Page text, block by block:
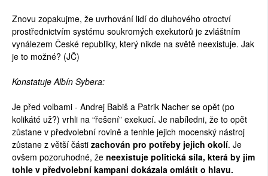
Znovu zopakujme, že uvrhování lidí do dluhového otroctví
prostřednictvím systému soukromých exekutorů je zvláštním
vynálezem České republiky, který nikde na světě neexistuje. Jak
je to možné? (JČ)
Konstatuje Albín Sybera:
Je před volbami - Andrej Babiš a Patrik Nacher se opět (po
kolikáté už?) vrhli na “řešení” exekucí. Je nabíledni, že to opět
zůstane v předvolební rovině a tenhle jejich mocenský nástroj
zůstane z větší části zachován pro potřeby jejich okolí. Je
ovšem pozoruhodné, že neexistuje politická síla, která by jim
tohle v předvolební kampani dokázala omlátit o hlavu.